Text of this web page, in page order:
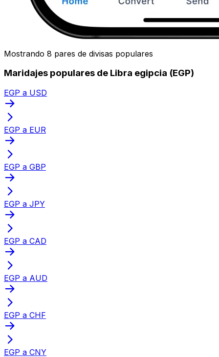
Mostrando 8 pares de divisas populares
Maridajes populares de Libra egipcia (EGP)
EGP a USD
EGP a EUR
EGP a GBP
EGP a JPY
EGP a CAD
EGP a AUD
EGP a CHF
EGP a CNY